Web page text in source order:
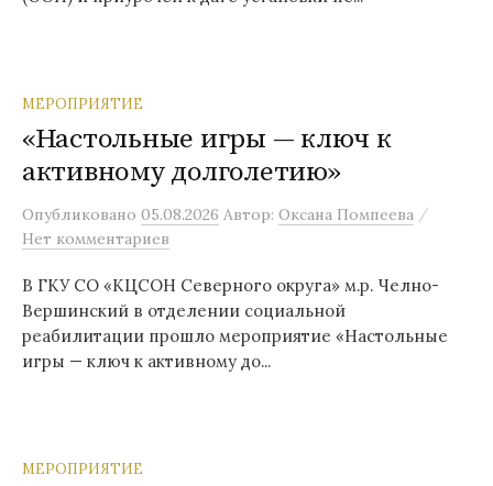
МЕРОПРИЯТИЕ
«Настольные игры — ключ к
активному долголетию»
Опубликовано 05.08.2026 Автор: Оксана Помпеева /
Нет комментариев
В ГКУ СО «КЦСОН Северного округа» м.р. Челно-
Вершинский в отделении социальной
реабилитации прошло мероприятие «Настольные
игры — ключ к активному до...
МЕРОПРИЯТИЕ